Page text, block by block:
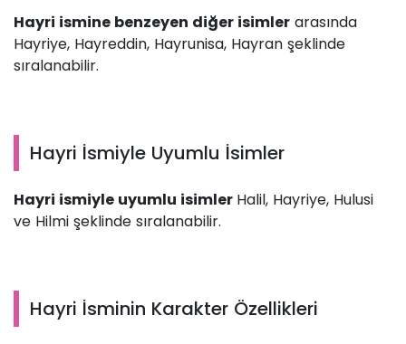
Hayri ismine benzeyen diğer isimler arasında
Hayriye, Hayreddin, Hayrunisa, Hayran şeklinde
sıralanabilir.
Hayri İsmiyle Uyumlu İsimler
Hayri ismiyle uyumlu isimler Halil, Hayriye, Hulusi
ve Hilmi şeklinde sıralanabilir.
Hayri İsminin Karakter Özellikleri